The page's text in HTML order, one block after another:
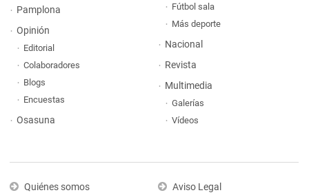
Pamplona
Opinión
Editorial
Colaboradores
Blogs
Encuestas
Osasuna
Fútbol sala
Más deporte
Nacional
Revista
Multimedia
Galerías
Vídeos
Quiénes somos Aviso Legal